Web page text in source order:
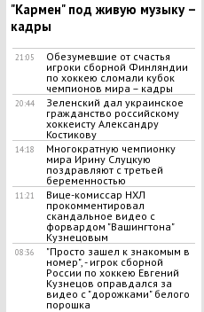
"Кармен" под живую музыку –
кадры
21:05
Обезумевшие от счастья
игроки сборной Финляндии
по хоккею сломали кубок
чемпионов мира – кадры
20:44
Зеленский дал украинское
гражданство российскому
хоккеисту Александру
Костикову
14:18
Многократную чемпионку
мира Ирину Слуцкую
поздравляют с третьей
беременностью
11:21
Вице-комиссар НХЛ
прокомментировал
скандальное видео с
форвардом "Вашингтона"
Кузнецовым
08:36
"Просто зашел к знакомым в
номер", - игрок сборной
России по хоккею Евгений
Кузнецов оправдался за
видео с "дорожками" белого
порошка